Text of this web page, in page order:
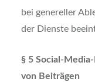
bei gene­rel­ler
der Diens­te
§ 5 Social-
von Bei­trä­gen